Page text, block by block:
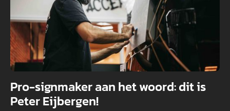
Pro-signmaker aan het woord: dit is
Peter Eijbergen!